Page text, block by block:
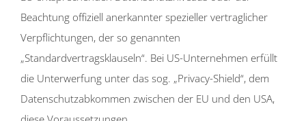
Beachtung offiziell anerkannter spezieller vertraglicher
Verpflichtungen, der so genannten
„Standardvertragsklauseln“. Bei US-Unternehmen erfüllt
die Unterwerfung unter das sog. „Privacy-Shield“, dem
Datenschutzabkommen zwischen der EU und den USA,